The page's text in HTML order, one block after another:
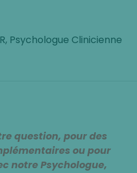
Psychologue Clinicienne
question, pour des
ou pour
notre Psychologue,